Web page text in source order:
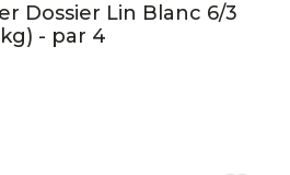
Dossier Lin Blanc 6/3
- par 4